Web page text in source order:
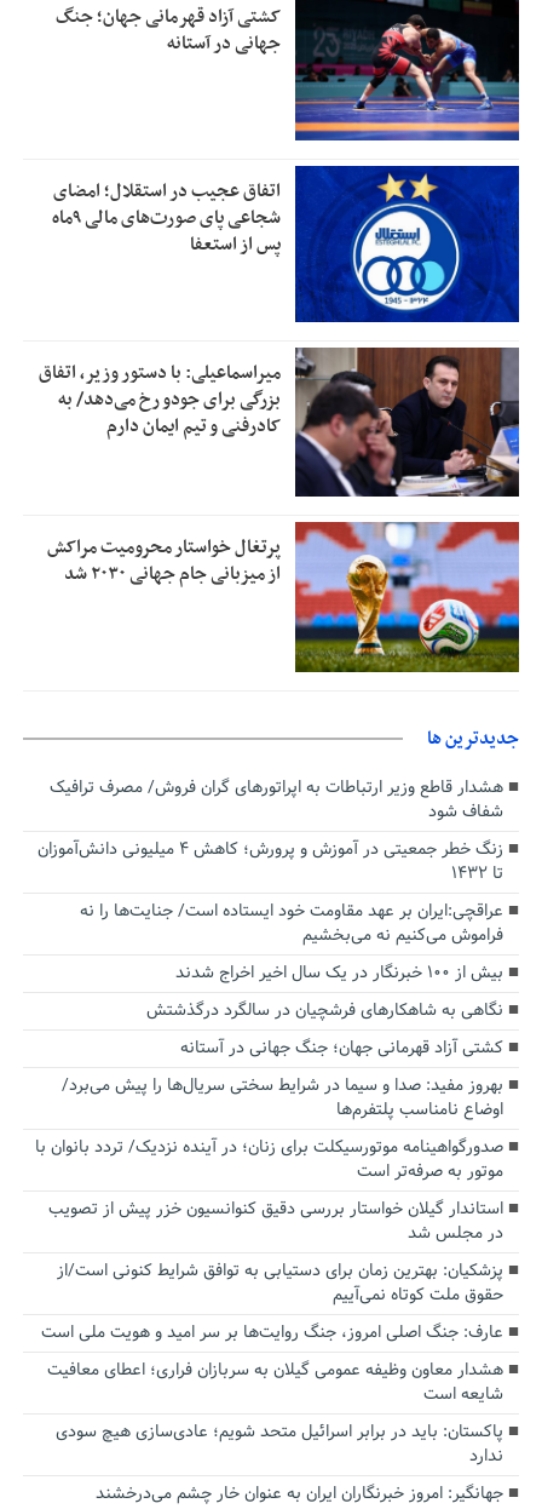
کشتی آزاد قهرمانی جهان؛ جنگ
جهانی در آستانه
اتفاق عجیب در استقلال؛ امضای
شجاعی پای صورت‌های مالی ٩ماه
پس از استعفا
میراسماعیلی: با دستور وزیر، اتفاق
بزرگی برای جودو رخ می‌دهد/ به
کادرفنی و تیم ایمان دارم
پرتغال خواستار محرومیت مراکش
از میزبانی جام جهانی ۲۰۳۰ شد
جديدترين ها
هشدار قاطع وزیر ارتباطات به اپراتورهای گران فروش/ مصرف ترافیک
شفاف شود
زنگ خطر جمعیتی در آموزش و پرورش؛ کاهش ۴ میلیونی دانش‌آموزان
تا ۱۴۳۲
عراقچی:ایران بر عهد مقاومت خود ایستاده است/ جنایت‌ها را نه
فراموش می‌کنیم نه می‌بخشیم
بیش از ۱۰۰ خبرنگار در یک سال اخیر اخراج شدند
نگاهی به شاهکارهای فرشچیان در سالگرد درگذشتش
کشتی آزاد قهرمانی جهان؛ جنگ جهانی در آستانه
بهروز مفید: صدا و سیما در شرایط سختی سریال‌ها را پیش می‌برد/
اوضاع نامناسب پلتفرم‌ها
صدورگواهینامه موتورسیکلت برای زنان؛ در آینده نزدیک/ تردد بانوان با
موتور به‌ صرفه‌تر است
استاندار گیلان خواستار بررسی دقیق کنوانسیون خزر پیش از تصویب
در مجلس شد
پزشکیان‌: بهترین زمان برای دستیابی به توافق شرایط کنونی است/از
حقوق ملت کوتاه نمی‌آییم
عارف: جنگ اصلی امروز، جنگ روایت‌ها بر سر امید و هویت ملی است
هشدار معاون وظیفه عمومی گیلان به سربازان فراری؛ اعطای معافیت
شایعه است
پاکستان: باید در برابر اسرائیل متحد شویم؛ عادی‌سازی هیچ سودی
ندارد
جهانگیر: امروز خبرنگاران ایران به عنوان خار چشم می‌درخشند